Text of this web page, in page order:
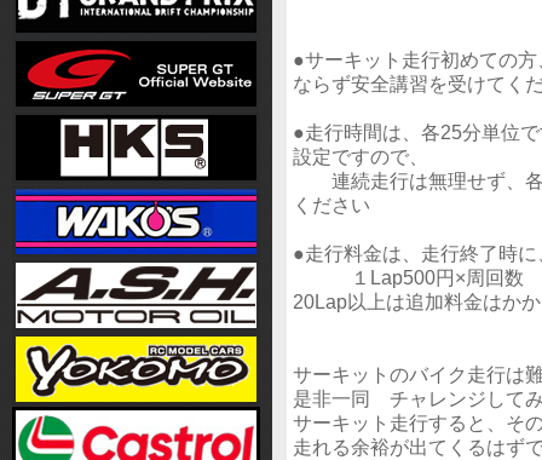
●サーキット走行初めての
ならず安全講習を受けてく
●走行時間は、各25分単位
設定ですので、
連続走行は無理せず、各
ください
●走行料金は、走行終了時
１Lap500円×周回数
20Lap以上は追加料金はか
サーキットのバイク走行は
是非一同 チャレンジして
サーキット走行すると、そ
走れる余裕が出てくるはず